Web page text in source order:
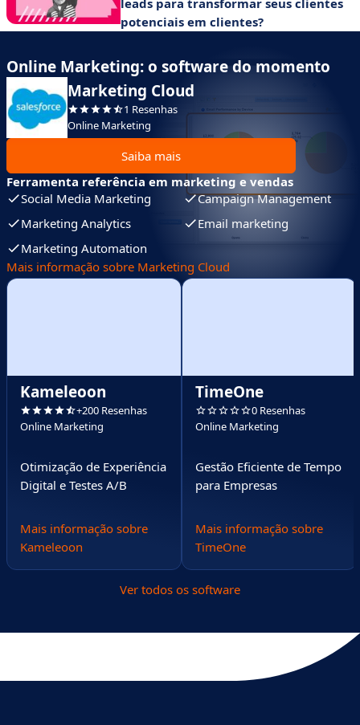
potenciais em clientes?
Online Marketing: o software do momento
Marketing Cloud
1 Resenhas
Online Marketing
Saiba mais
Ferramenta referência em marketing e vendas
Social Media Marketing
Campaign Management
Marketing Analytics
Email marketing
Marketing Automation
Mais informação sobre Marketing Cloud
Kameleoon
+200 Resenhas
Online Marketing
Otimização de Experiência
Digital e Testes A/B
Mais informação sobre
Kameleoon
TimeOne
0 Resenhas
Online Marketing
Gestão Eficiente de Tempo
para Empresas
Mais informação sobre
TimeOne
Ver todos os software